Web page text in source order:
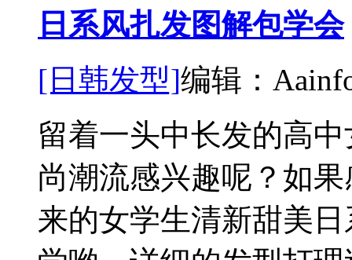
日系风扎发图解包学会
[日韩发型]编辑：
留着一头中长发的高
尚潮流感兴趣呢？如
来的女学生清新甜美